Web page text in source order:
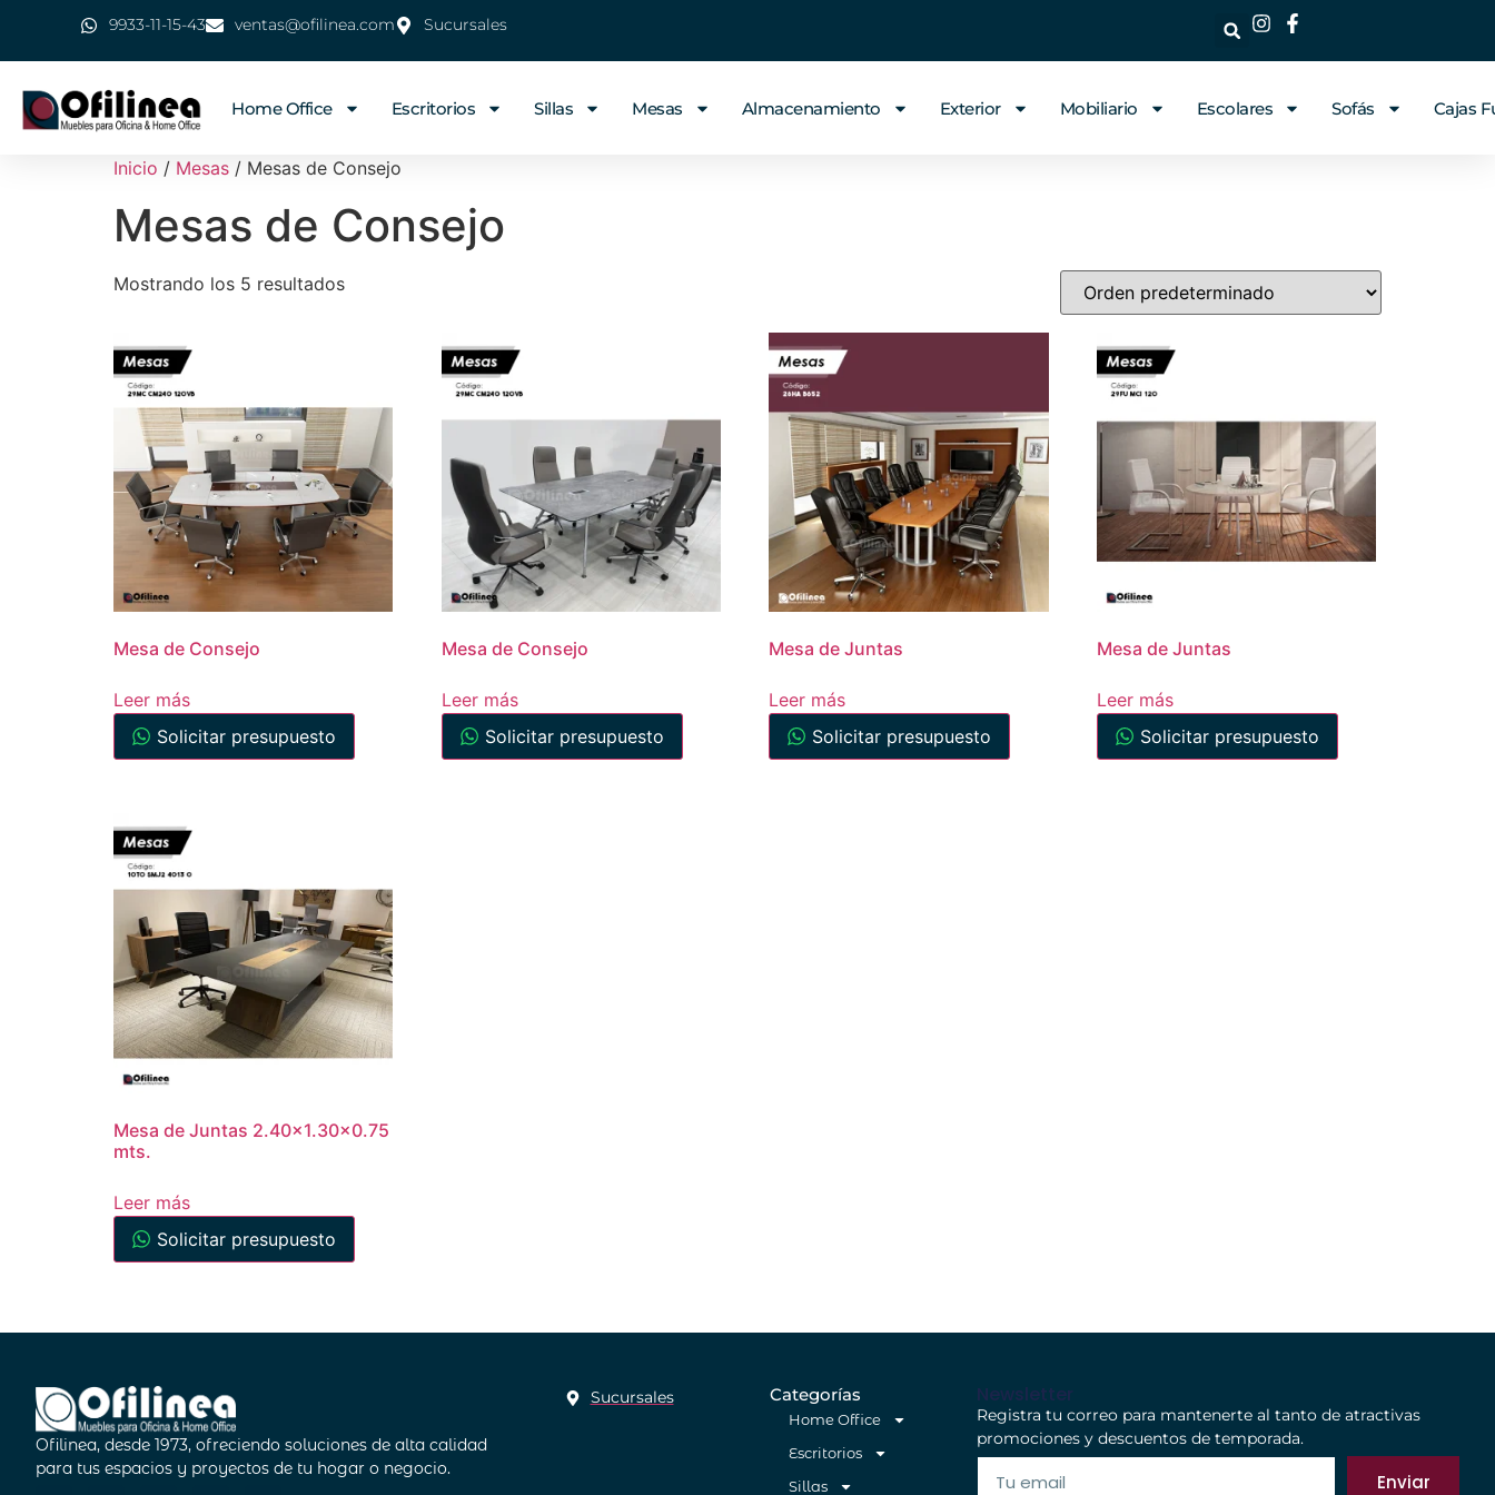
9933-11-15-43 ventas@ofilinea.com Sucursales
Home Office Escritorios Sillas Mesas Almacenamiento Exterior Mobiliario Escolares Sofás Cajas
Inicio / Mesas / Mesas de Consejo
Mesas de Consejo
Mostrando los 5 resultados
Mesa de Consejo
Leer más
Solicitar presupuesto
Mesa de Consejo
Leer más
Solicitar presupuesto
Mesa de Juntas
Leer más
Solicitar presupuesto
Mesa de Juntas
Leer más
Solicitar presupuesto
Mesa de Juntas 2.40×1.30×0.75
mts.
Leer más
Solicitar presupuesto
Ofilinea, desde 1973, ofreciendo soluciones de alta calidad
para tus espacios y proyectos de tu hogar o negocio.
Sucursales Categorías
Home Office
Escritorios
Sillas
Newsletter
Registra tu correo para mantenerte al tanto de atractivas
promociones y descuentos de temporada.
Enviar